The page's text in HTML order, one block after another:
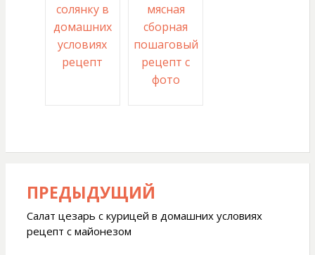
солянку в
домашних
условиях
рецепт
мясная
сборная
пошаговый
рецепт с
фото
Навигация
по
записям
ПРЕДЫДУЩИЙ
Салат цезарь с курицей в домашних условиях
рецепт с майонезом